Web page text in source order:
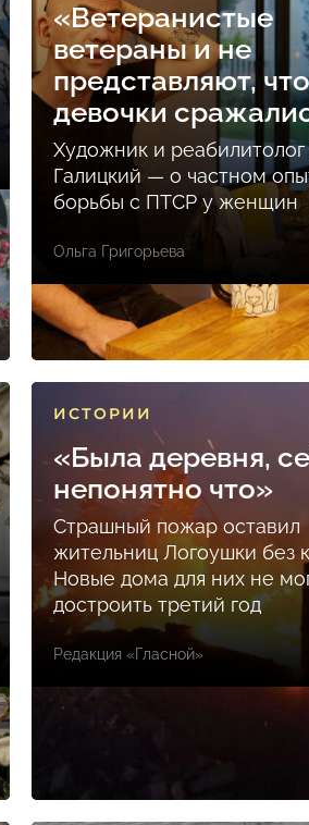
«Ветеранистые
ветераны и не
представляют,
девочки
Художник и
Галицкий — о частном
борьбы с ПТСР у женщин
Ольга Григорьева
ИСТОРИИ
«Была деревня,
непонятно что»
Страшный пожар оставил
жительниц Логоушки без
Новые дома для них не
достроить третий год
Редакция «Гласной»